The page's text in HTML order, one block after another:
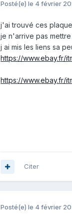
Posté(e) le 4 février
j'ai trouvé ces
je n'arrive pas
j ai mis les liens sa
https://www.ebay.fr/
https://www.ebay.fr/
Citer
Posté(e) le 4 février